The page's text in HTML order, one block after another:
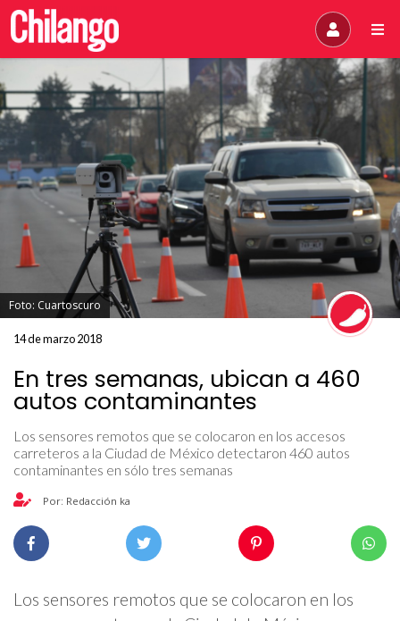
Foto: Cuartoscuro
14 de marzo 2018
En tres semanas, ubican a 460
autos contaminantes
Los sensores remotos que se colocaron en los accesos
carreteros a la Ciudad de México detectaron 460 autos
contaminantes en sólo tres semanas
Por: Redacción ka
Los sensores remotos que se colocaron en los